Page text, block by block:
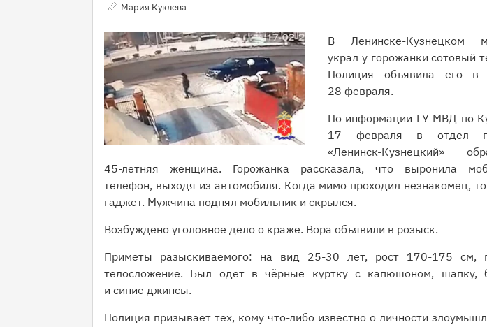
Мария Куклева
В Ленинске-Кузнецком
украл у горожанки сотовый
Полиция объявила его в
28 февраля.
По информации ГУ МВД по
17 февраля в отдел
«Ленинск-Кузнецкий»
45-летняя женщина. Горожанка рассказала, что выронила
телефон, выходя из автомобиля. Когда мимо проходил незнакомец,
гаджет. Мужчина поднял мобильник и скрылся.
Возбуждено уголовное дело о краже. Вора объявили в розыск.
Приметы разыскиваемого: на вид 25-30 лет, рост 170-175 см,
телосложение. Был одет в чёрные куртку с капюшоном, шапку,
и синие джинсы.
Полиция призывает тех, кому что-либо известно о личности